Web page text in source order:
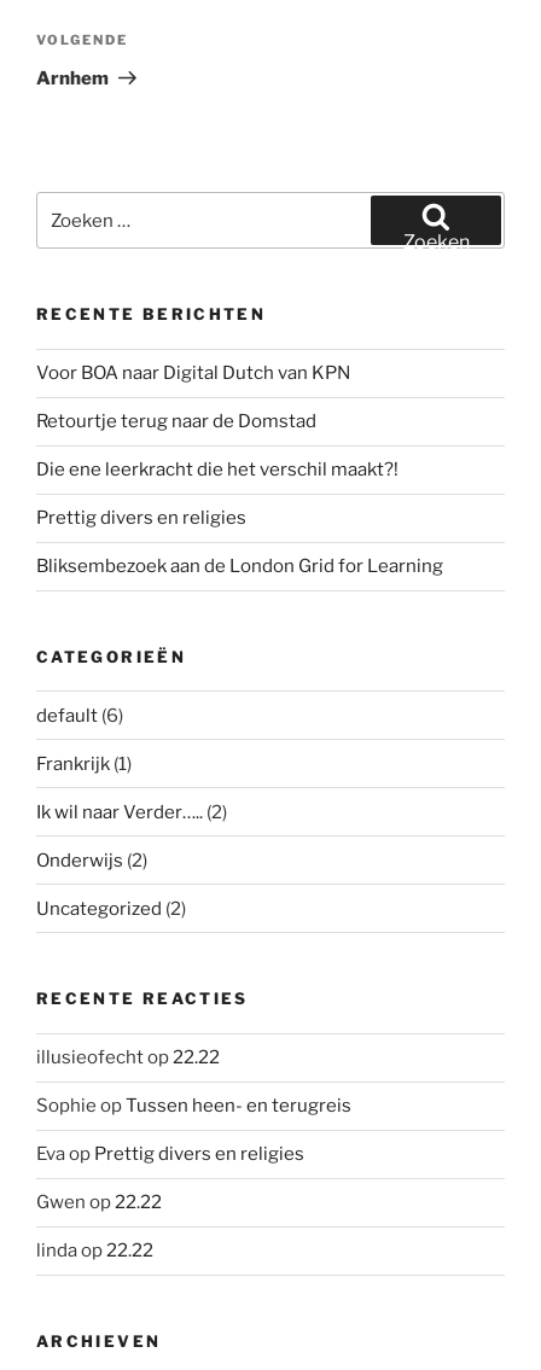
Volgend
bericht
VOLGENDE
Arnhem
naar:
Zoeken
RECENTE BERICHTEN
Voor BOA naar Digital Dutch van KPN
Retourtje terug naar de Domstad
Die ene leerkracht die het verschil maakt?!
Prettig divers en religies
Bliksembezoek aan de London Grid for Learning
CATEGORIEËN
default (6)
Frankrijk (1)
Ik wil naar Verder….. (2)
Onderwijs (2)
Uncategorized (2)
RECENTE REACTIES
illusieofechtop22.22
Sophie opTussen heen- en terugreis
Evaop Prettig divers en religies
Gwen op22.22
lindaop22.22
ARCHIEVEN